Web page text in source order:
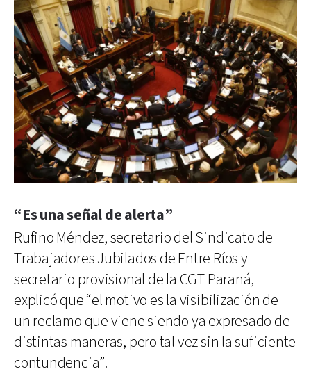
“Es una señal de alerta”
Rufino Méndez, secretario del Sindicato de
Trabajadores Jubilados de Entre Ríos y
secretario provisional de la CGT Paraná,
explicó que “el motivo es la visibilización de
un reclamo que viene siendo ya expresado de
distintas maneras, pero tal vez sin la suficiente
contundencia”.